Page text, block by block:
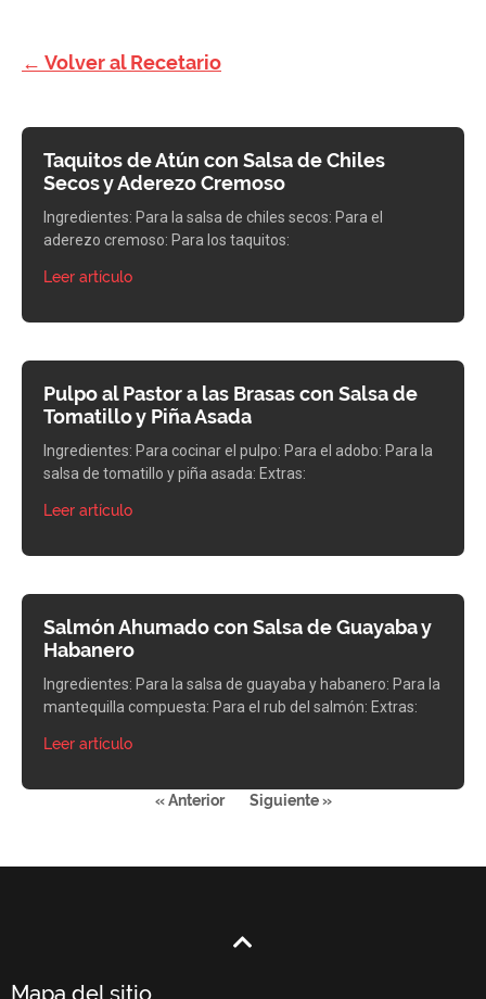
← Volver al Recetario
Taquitos de Atún con Salsa de Chiles
Secos y Aderezo Cremoso
Ingredientes: Para la salsa de chiles secos: Para el
aderezo cremoso: Para los taquitos:
Leer artículo
Pulpo al Pastor a las Brasas con Salsa de
Tomatillo y Piña Asada
Ingredientes: Para cocinar el pulpo: Para el adobo: Para la
salsa de tomatillo y piña asada: Extras:
Leer artículo
Salmón Ahumado con Salsa de Guayaba y
Habanero
Ingredientes: Para la salsa de guayaba y habanero: Para la
mantequilla compuesta: Para el rub del salmón: Extras:
Leer artículo
« Anterior Siguiente »
Mapa del sitio